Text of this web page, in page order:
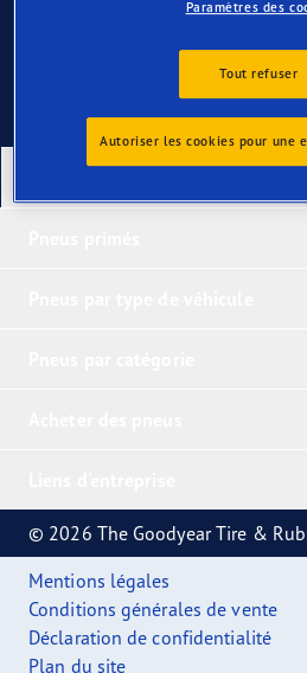
© 2026 The Goodyear Tire &
Mentions légales
Conditions générales de vente
Déclaration de confidentialité
Plan du site
Paramètres des
Tout refuser
Autoriser les cookies pour une